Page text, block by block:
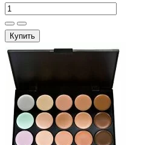
Купить